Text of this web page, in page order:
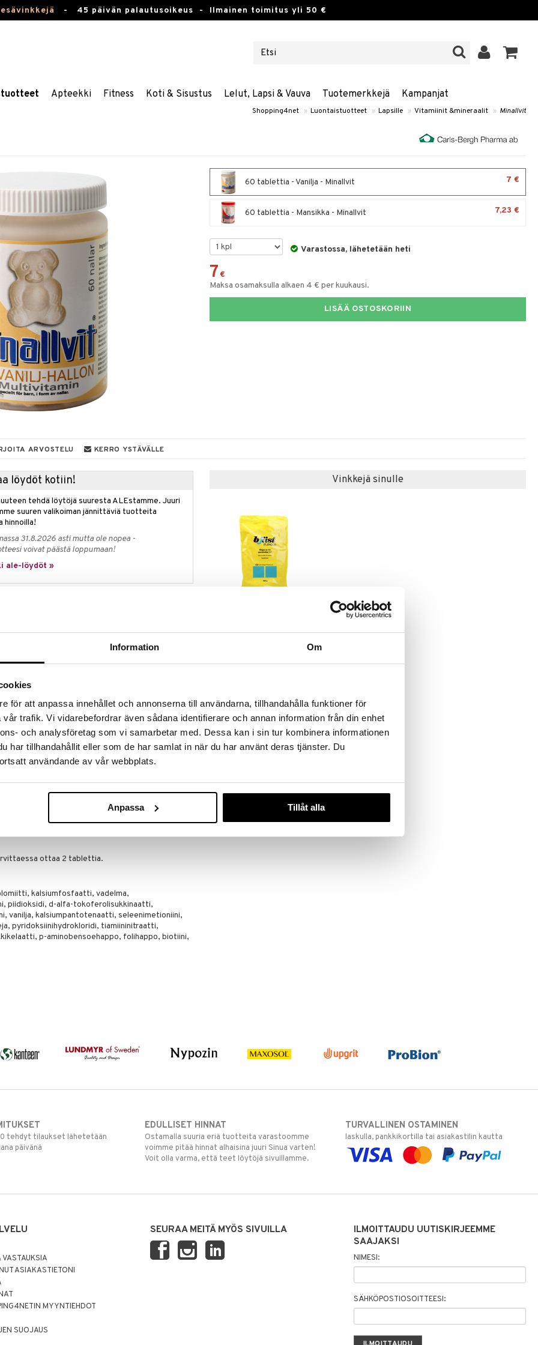
Information Om
för att anpassa innehållet och annonserna till användarna, tillhandahålla funktioner för
trafik. Vi vidarebefordrar även sådana identifierare och annan information från din enhet
och analysföretag som vi samarbetar med. Dessa kan i sin tur kombinera informationen
har tillhandahållit eller som de har samlat in när du har använt deras tjänster. Du
användande av vår webbplats.
Anpassa Tillåt alla
- 45 päivän palautusoikeus - Ilmainen toimitus yli 50 €
Apteekki Fitness Koti & Sisustus Lelut, Lapsi & Vauva Tuotemerkkejä Kampanjat
Shopping4net » Luontaistuotteet » Lapsille » Vitamiinit &mineraalit » Minallvit
60 tablettia - Vanilja - Minallvit 7 €
60 tablettia - Mansikka - Minallvit 7,23 €
Varastossa, lähetetään heti
7 €
Maksa osamaksulla alkaen 4 € per kuukausi.
LISÄÄ OSTOSKORIIN
ARVOSTELU KERRO YSTÄVÄLLE
löydöt kotiin!
tehdä löytöjä suuresta ALEstamme. Juuri
suuren valikoiman jännittäviä tuotteita
hinnoilla!
31.8.2026 asti mutta ole nopea -
voivat päästä loppumaan!
ale-löydöt »
päivittäisen vitamiinien tarpeen. Erityisesti
tuotetta ei tule käyttää raskaana ollessa tai
ei ole sivuvaikutuksia.
tulee tuotetta nauttia päivittäin.
Kaikki aineosat ovat gluteenittomia,
Valmiin tuotteen arvoja ei kontrolloida,
ottaa 2 tablettia.
kalsiumfosfaatti, vadelma,
piidioksidi, d-alfa-tokoferolisukkinaatti,
vanilja, kalsiumpantotenaatti, seleenimetioniini,
pyridoksiinihydrokloridi, tiamiininitraatti,
p-aminobensoehappo, folihappo, biotiini,
Vinkkejä sinulle
CARLS-BERGH PHARMA
tehdyt tilaukset lähetetään
päivänä
EDULLISET HINNAT
Ostamalla suuria eriä tuotteita varastoomme
voimme pitää hinnat alhaisina juuri Sinua varten!
Voit olla varma, että teet löytöjä sivuillamme.
TURVALLINEN OSTAMINEN
laskulla, pankkikortilla tai asiakastilin kautta
ASIAKASTIETONI
MYYNTIEHDOT
SUOJAUS
SEURAA MEITÄ MYÖS SIVUILLA
ILMOITTAUDU UUTISKIRJEEMME
SAAJAKSI
NIMESI:
SÄHKÖPOSTIOSOITTEESI: